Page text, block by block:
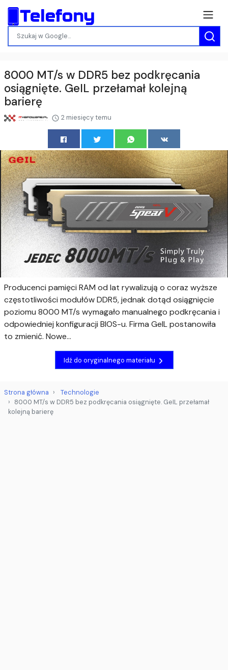
8000 MT/s w DDR5 bez podkręcania
osiągnięte. GeIL przełamał kolejną
barierę
2 miesięcy temu
Producenci pamięci RAM od lat rywalizują o coraz wyższe
częstotliwości modułów DDR5, jednak dotąd osiągnięcie
poziomu 8000 MT/s wymagało manualnego podkręcania i
odpowiedniej konfiguracji BIOS-u. Firma GeIL postanowiła
to zmienić. Nowe...
Idź do oryginalnego materiału
Strona główna
Technologie
8000 MT/s w DDR5 bez podkręcania osiągnięte. GeIL przełamał
kolejną barierę